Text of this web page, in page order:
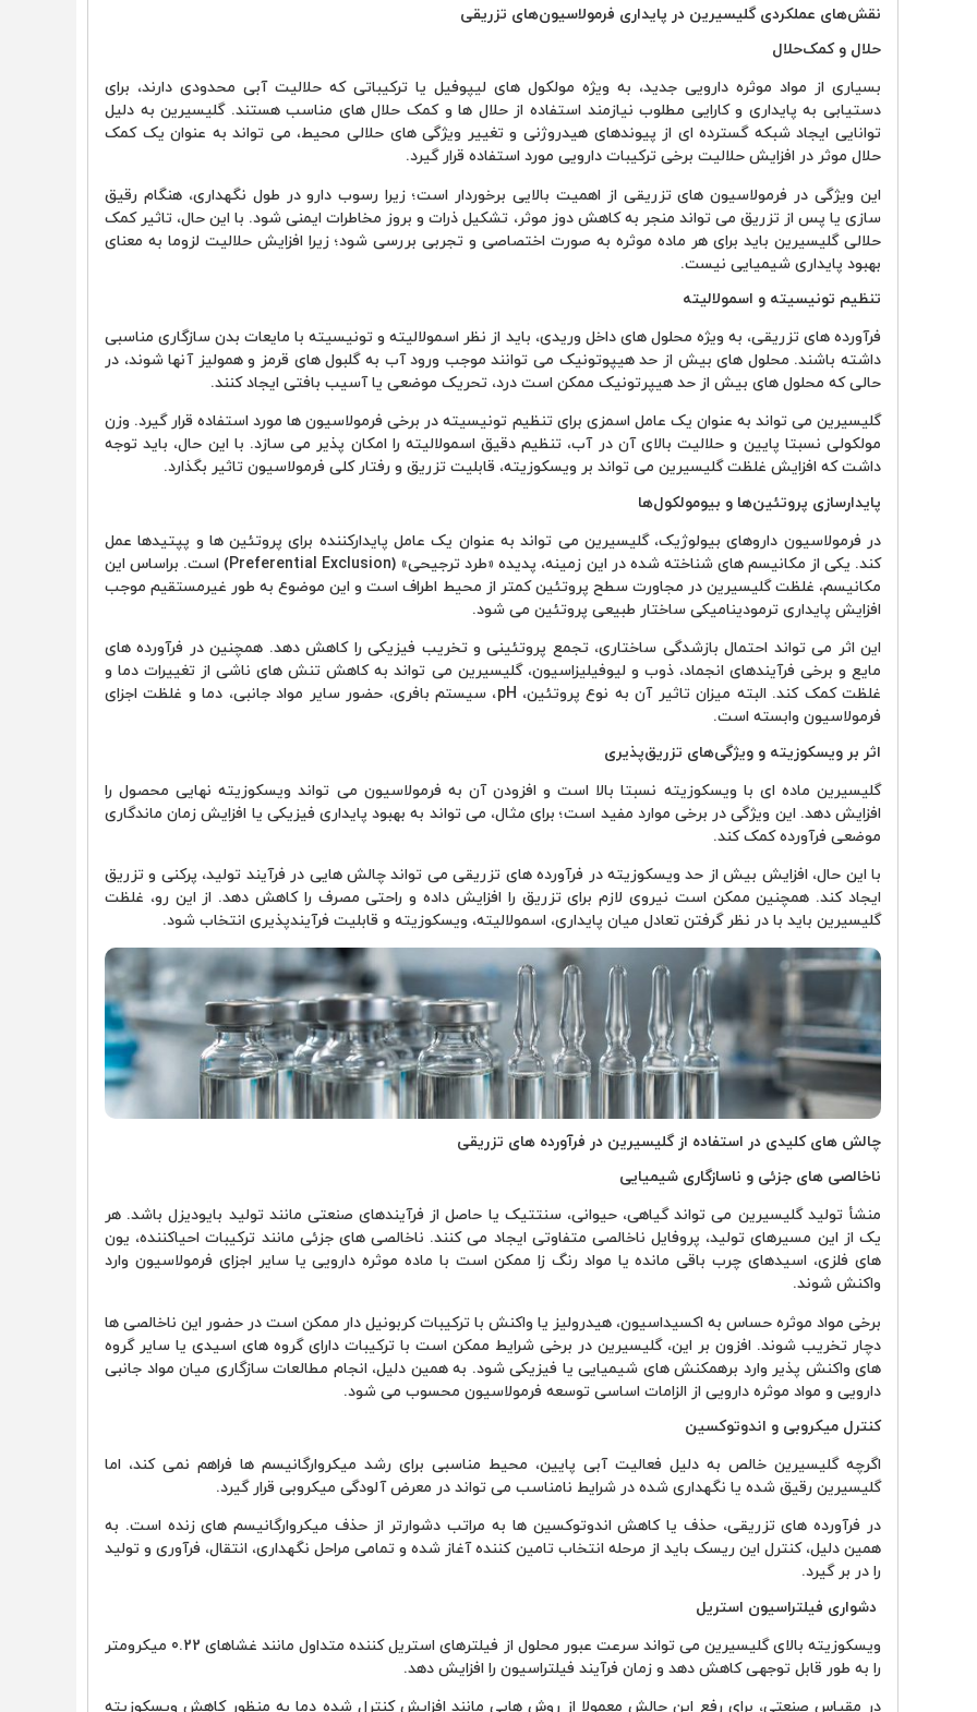
نقش‌های عملکردی گلیسیرین در پایداری فرمولاسیون‌های تزریقی
حلال و کمک‌حلال
بسیاری از مواد موثره دارویی جدید، به ویژه مولکول های لیپوفیل یا ترکیباتی که حلالیت آبی محدودی دارند، برای
دستیابی به پایداری و کارایی مطلوب نیازمند استفاده از حلال ها و کمک حلال های مناسب هستند. گلیسیرین به دلیل
توانایی ایجاد شبکه گسترده ای از پیوندهای هیدروژنی و تغییر ویژگی های حلالی محیط، می تواند به عنوان یک کمک
حلال موثر در افزایش حلالیت برخی ترکیبات دارویی مورد استفاده قرار گیرد.
این ویژگی در فرمولاسیون های تزریقی از اهمیت بالایی برخوردار است؛ زیرا رسوب دارو در طول نگهداری، هنگام رقیق
سازی یا پس از تزریق می تواند منجر به کاهش دوز موثر، تشکیل ذرات و بروز مخاطرات ایمنی شود. با این حال، تاثیر کمک
حلالی گلیسیرین باید برای هر ماده موثره به صورت اختصاصی و تجربی بررسی شود؛ زیرا افزایش حلالیت لزوما به معنای
بهبود پایداری شیمیایی نیست.
تنظیم تونیسیته و اسمولالیته
فرآورده های تزریقی، به ویژه محلول های داخل وریدی، باید از نظر اسمولالیته و تونیسیته با مایعات بدن سازگاری مناسبی
داشته باشند. محلول های بیش از حد هیپوتونیک می توانند موجب ورود آب به گلبول های قرمز و همولیز آنها شوند، در
حالی که محلول های بیش از حد هیپرتونیک ممکن است درد، تحریک موضعی یا آسیب بافتی ایجاد کنند.
گلیسیرین می تواند به عنوان یک عامل اسمزی برای تنظیم تونیسیته در برخی فرمولاسیون ها مورد استفاده قرار گیرد. وزن
مولکولی نسبتا پایین و حلالیت بالای آن در آب، تنظیم دقیق اسمولالیته را امکان پذیر می سازد. با این حال، باید توجه
داشت که افزایش غلظت گلیسیرین می تواند بر ویسکوزیته، قابلیت تزریق و رفتار کلی فرمولاسیون تاثیر بگذارد.
پایدارسازی پروتئین‌ها و بیومولکول‌ها
در فرمولاسیون داروهای بیولوژیک، گلیسیرین می تواند به عنوان یک عامل پایدارکننده برای پروتئین ها و پپتیدها عمل
کند. یکی از مکانیسم های شناخته شده در این زمینه، پدیده «طرد ترجیحی» (Preferential Exclusion) است. براساس این
مکانیسم، غلظت گلیسیرین در مجاورت سطح پروتئین کمتر از محیط اطراف است و این موضوع به طور غیرمستقیم موجب
افزایش پایداری ترمودینامیکی ساختار طبیعی پروتئین می شود.
این اثر می تواند احتمال بازشدگی ساختاری، تجمع پروتئینی و تخریب فیزیکی را کاهش دهد. همچنین در فرآورده های
مایع و برخی فرآیندهای انجماد، ذوب و لیوفیلیزاسیون، گلیسیرین می تواند به کاهش تنش های ناشی از تغییرات دما و
غلظت کمک کند. البته میزان تاثیر آن به نوع پروتئین، pH، سیستم بافری، حضور سایر مواد جانبی، دما و غلظت اجزای
فرمولاسیون وابسته است.
اثر بر ویسکوزیته و ویژگی‌های تزریق‌پذیری
گلیسیرین ماده ای با ویسکوزیته نسبتا بالا است و افزودن آن به فرمولاسیون می تواند ویسکوزیته نهایی محصول را
افزایش دهد. این ویژگی در برخی موارد مفید است؛ برای مثال، می تواند به بهبود پایداری فیزیکی یا افزایش زمان ماندگاری
موضعی فرآورده کمک کند.
با این حال، افزایش بیش از حد ویسکوزیته در فرآورده های تزریقی می تواند چالش هایی در فرآیند تولید، پرکنی و تزریق
ایجاد کند. همچنین ممکن است نیروی لازم برای تزریق را افزایش داده و راحتی مصرف را کاهش دهد. از این رو، غلظت
گلیسیرین باید با در نظر گرفتن تعادل میان پایداری، اسمولالیته، ویسکوزیته و قابلیت فرآیندپذیری انتخاب شود.
چالش های کلیدی در استفاده از گلیسیرین در فرآورده های تزریقی
ناخالصی های جزئی و ناسازگاری شیمیایی
منشأ تولید گلیسیرین می تواند گیاهی، حیوانی، سنتتیک یا حاصل از فرآیندهای صنعتی مانند تولید بایودیزل باشد. هر
یک از این مسیرهای تولید، پروفایل ناخالصی متفاوتی ایجاد می کنند. ناخالصی های جزئی مانند ترکیبات احیاکننده، یون
های فلزی، اسیدهای چرب باقی مانده یا مواد رنگ زا ممکن است با ماده موثره دارویی یا سایر اجزای فرمولاسیون وارد
واکنش شوند.
برخی مواد موثره حساس به اکسیداسیون، هیدرولیز یا واکنش با ترکیبات کربونیل دار ممکن است در حضور این ناخالصی ها
دچار تخریب شوند. افزون بر این، گلیسیرین در برخی شرایط ممکن است با ترکیبات دارای گروه های اسیدی یا سایر گروه
های واکنش پذیر وارد برهمکنش های شیمیایی یا فیزیکی شود. به همین دلیل، انجام مطالعات سازگاری میان مواد جانبی
دارویی و مواد موثره دارویی از الزامات اساسی توسعه فرمولاسیون محسوب می شود.
کنترل میکروبی و اندوتوکسین
اگرچه گلیسیرین خالص به دلیل فعالیت آبی پایین، محیط مناسبی برای رشد میکروارگانیسم ها فراهم نمی کند، اما
گلیسیرین رقیق شده یا نگهداری شده در شرایط نامناسب می تواند در معرض آلودگی میکروبی قرار گیرد.
در فرآورده های تزریقی، حذف یا کاهش اندوتوکسین ها به مراتب دشوارتر از حذف میکروارگانیسم های زنده است. به
همین دلیل، کنترل این ریسک باید از مرحله انتخاب تامین کننده آغاز شده و تمامی مراحل نگهداری، انتقال، فرآوری و تولید
را در بر گیرد.
دشواری فیلتراسیون استریل
ویسکوزیته بالای گلیسیرین می تواند سرعت عبور محلول از فیلترهای استریل کننده متداول مانند غشاهای 0.22 میکرومتر
را به طور قابل توجهی کاهش دهد و زمان فرآیند فیلتراسیون را افزایش دهد.
در مقیاس صنعتی، برای رفع این چالش معمولا از روش هایی مانند افزایش کنترل شده دما به منظور کاهش ویسکوزیته